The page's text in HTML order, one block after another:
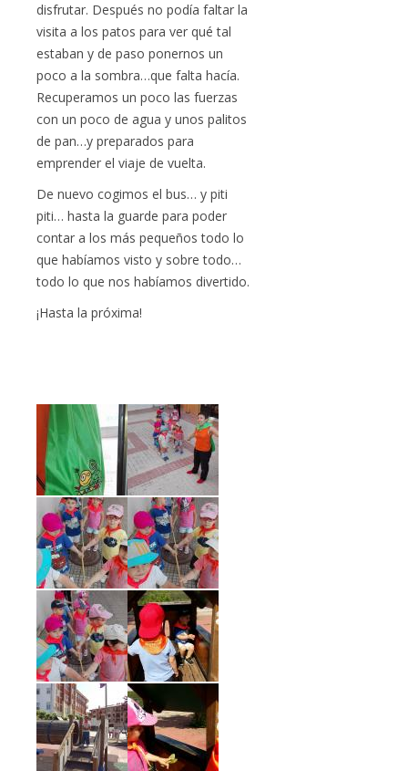
disfrutar. Después no podía faltar la
visita a los patos para ver qué tal
estaban y de paso ponernos un
poco a la sombra…que falta hacía.
Recuperamos un poco las fuerzas
con un poco de agua y unos palitos
de pan…y preparados para
emprender el viaje de vuelta.
De nuevo cogimos el bus… y piti
piti… hasta la guarde para poder
contar a los más pequeños todo lo
que habíamos visto y sobre todo…
todo lo que nos habíamos divertido.
¡Hasta la próxima!